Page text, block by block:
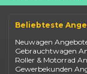
Beliebteste
Neuwagen
Gebrauchtwagen
Roller & Motorrad
Gewerbekunden